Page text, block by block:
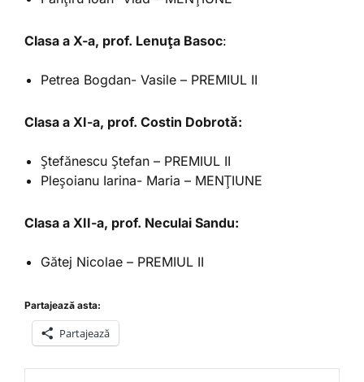
Clasa a X-a, prof. Lenuța Basoc:
Petrea Bogdan- Vasile – PREMIUL II
Clasa a XI-a, prof. Costin Dobrotă:
Ștefănescu Ștefan – PREMIUL II
Pleșoianu Iarina- Maria – MENȚIUNE
Clasa a XII-a, prof. Neculai Sandu:
Gătej Nicolae – PREMIUL II
Partajează asta:
Partajează